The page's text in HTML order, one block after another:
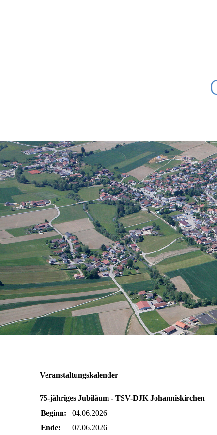
Veranstaltungskalender
75-jähriges Jubiläum - TSV-DJK Johanniskirchen
Beginn:
04.06.2026
Ende:
07.06.2026